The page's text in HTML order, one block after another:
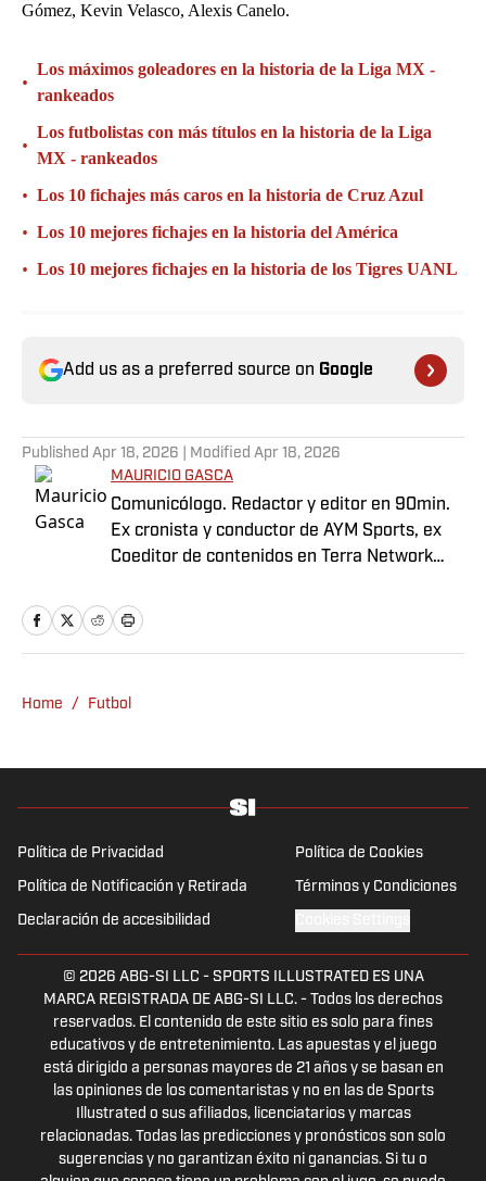
Gómez, Kevin Velasco, Alexis Canelo.
•
Los máximos goleadores en la historia de la Liga MX -
rankeados
•
Los futbolistas con más títulos en la historia de la Liga
MX - rankeados
• Los 10 fichajes más caros en la historia de Cruz Azul
• Los 10 mejores fichajes en la historia del América
• Los 10 mejores fichajes en la historia de los Tigres UANL
Add us as a preferred source on Google
Published Apr 18, 2026 | Modified Apr 18, 2026
MAURICIO GASCA
Comunicólogo. Redactor y editor en 90min.
Ex cronista y conductor de AYM Sports, ex
Coeditor de contenidos en Terra Network
como locutor.
Home / Futbol
Política de Privacidad Política de Cookies
Política de Notificación y Retirada Términos y Condiciones
Declaración de accesibilidad
© 2026 ABG-SI LLC - SPORTS ILLUSTRATED ES UNA
MARCA REGISTRADA DE ABG-SI LLC. - Todos los derechos
reservados. El contenido de este sitio es solo para fines
educativos y de entretenimiento. Las apuestas y el juego
está dirigido a personas mayores de 21 años y se basan en
las opiniones de los comentaristas y no en las de Sports
Illustrated o sus afiliados, licenciatarios y marcas
relacionadas. Todas las predicciones y pronósticos son solo
sugerencias y no garantizan éxito ni ganancias. Si tu o